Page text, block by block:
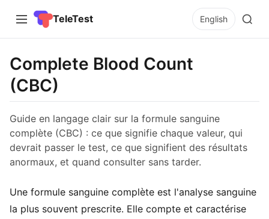
TeleTest English
Complete Blood Count
(CBC)
Guide en langage clair sur la formule sanguine
complète (CBC) : ce que signifie chaque valeur, qui
devrait passer le test, ce que signifient des résultats
anormaux, et quand consulter sans tarder.
Une formule sanguine complète est l'analyse sanguine
la plus souvent prescrite. Elle compte et caractérise